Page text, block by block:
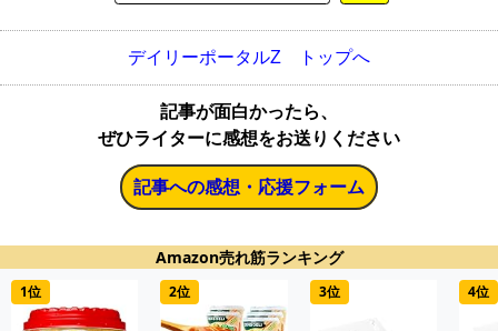
デイリーポータルZ トップへ
記事が面白かったら、
ぜひライターに感想をお送りください
記事への感想・応援フォーム
Amazon売れ筋ランキング
1位 2位 3位 4位